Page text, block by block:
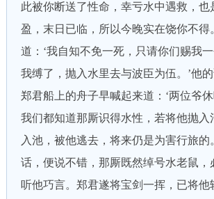
此被你断送了性命，幸亏水中遇救，也
盈，末日已临，所以今晚实在饶你不得
道：‘我自知不免一死，只请你们赐我
我缚了，抛入水里去与波臣为伍。’他的
郑君船上的舟子早喊起来道：‘两位爷休
我们都知道那厮识得水性，若将他抛入
入池，被他逃去，将来仍是为害行旅的
话，便说不错，那厮既然绰号水老鼠，
听他巧言。郑君遂将宝剑一挥，已将他